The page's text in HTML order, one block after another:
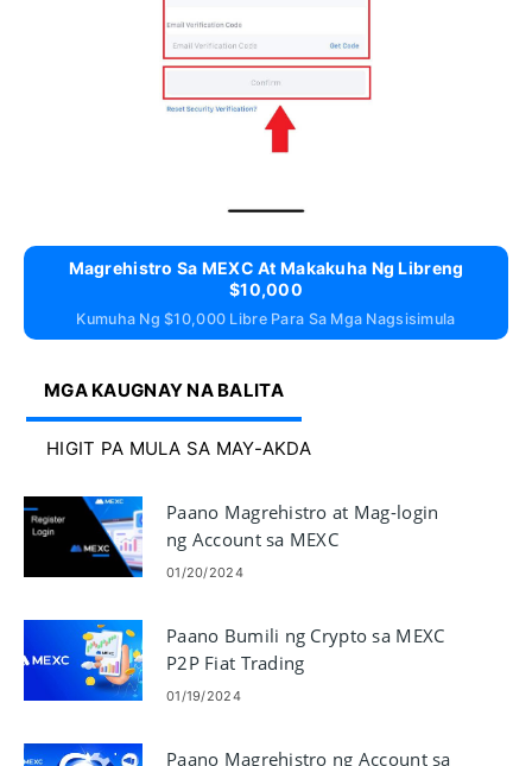
Magrehistro Sa MEXC At Makakuha Ng Libreng
$10,000
Kumuha Ng $10,000 Libre Para Sa Mga Nagsisimula
MGA KAUGNAY NA BALITA
HIGIT PA MULA SA MAY-AKDA
Paano Magrehistro at Mag-login
ng Account sa MEXC
01/20/2024
Paano Bumili ng Crypto sa MEXC
P2P Fiat Trading
01/19/2024
Paano Magrehistro ng Account sa